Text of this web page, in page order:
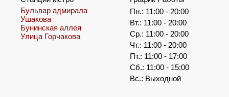
Бульвар адмирала
Ушакова
Бунинская аллея
Улица Горчакова
Пн.: 11:00 - 20:00
Вт.: 11:00 - 20:00
Ср.: 11:00 - 20:00
Чт.: 11:00 - 20:00
Пт.: 11:00 - 17:00
Сб.: 11:00 - 15:00
Вс.: Выходной